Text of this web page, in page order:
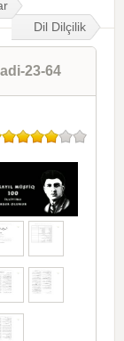
Dil Dilçilik
23-64